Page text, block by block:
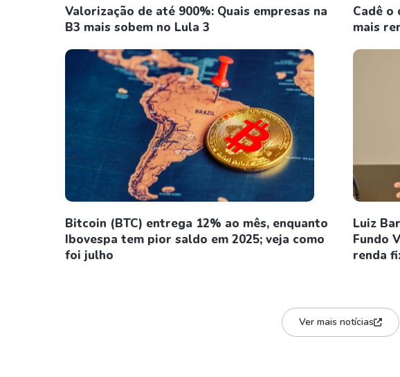
Valorização de até 900%: Quais empresas na
B3 mais sobem no Lula 3
Cadê o
mais
Bitcoin (BTC) entrega 12% ao mês, enquanto
Ibovespa tem pior saldo em 2025; veja como
foi julho
Luiz
Fundo
renda
Ver mais notícias